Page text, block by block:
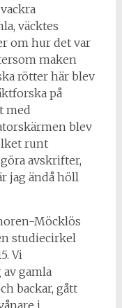
väcktes
om hur det var
maken
rötter här blev
på
med
blev
runt
avskrifter,
jag ändå höll
Möcklös
studiecirkel
Vi
gamla
backar, gått
i